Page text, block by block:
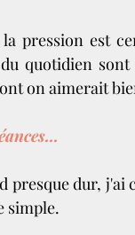
pression est
quotidien
on aimerait
presque dur, j'ai
simple.